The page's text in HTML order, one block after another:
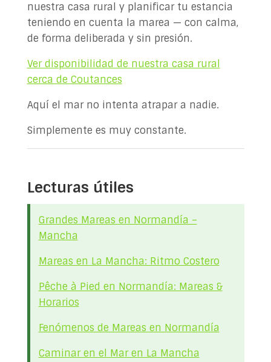
nuestra casa rural y planificar tu estancia
teniendo en cuenta la marea — con calma,
de forma deliberada y sin presión.
Ver disponibilidad de nuestra casa rural
cerca de Coutances
Aquí el mar no intenta atrapar a nadie.
Simplemente es muy constante.
Lecturas útiles
Grandes Mareas en Normandía –
Mancha
Mareas en La Mancha: Ritmo Costero
Pêche à Pied en Normandía: Mareas &
Horarios
Fenómenos de Mareas en Normandía
Caminar en el Mar en La Mancha